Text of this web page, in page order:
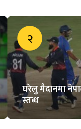
२
घरेलु मैदानमा
स्तब्ध